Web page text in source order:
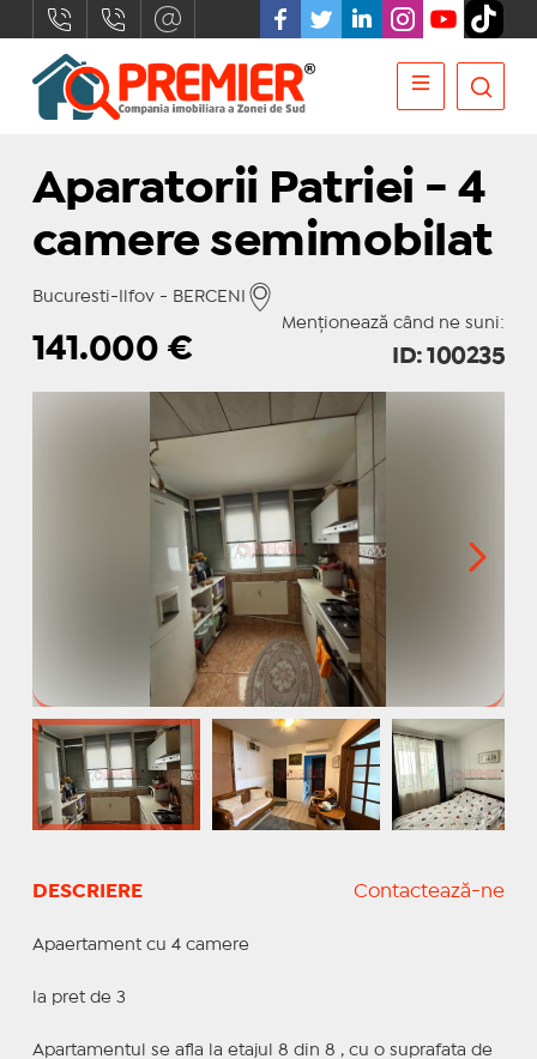
Aparatorii Patriei - 4
camere semimobilat
Bucuresti-Ilfov - BERCENI
Menționează când ne suni:
141.000 € ID: 100235
DESCRIERE Contactează-ne
Apaertament cu 4 camere
la pret de 3
Apartamentul se afla la etajul 8 din 8 , cu o suprafata de